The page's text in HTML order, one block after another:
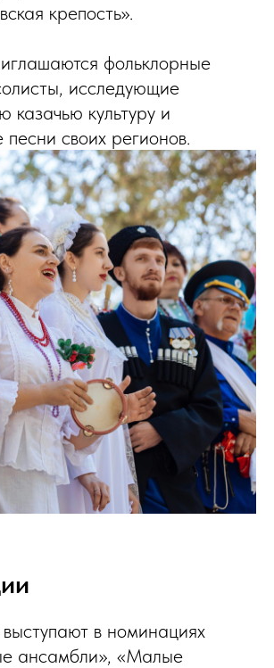
крепость».
фольклорные
исследующие
казачью культуру и
своих регионов.
в номинациях
ансамбли», «Малые